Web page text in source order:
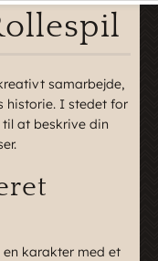
samarbejde,
historie. I stedet for
at beskrive din
karakter med et